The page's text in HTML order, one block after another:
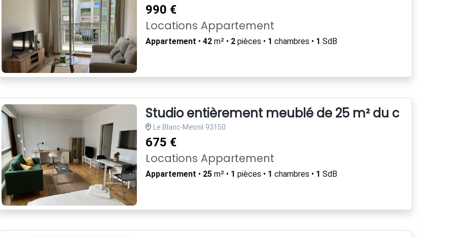
990 €
Locations Appartement
Appartement • 42m² • 2pièces • 1 chambres • 1 SdB
Studio entièrement meublé de 25 m² du centre de
Le Blanc-Mesnil 93150
675 €
Locations Appartement
Appartement • 25m² • 1 pièces • 1 chambres • 1 SdB